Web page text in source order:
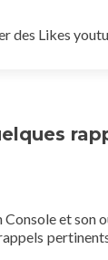
des Likes
et son